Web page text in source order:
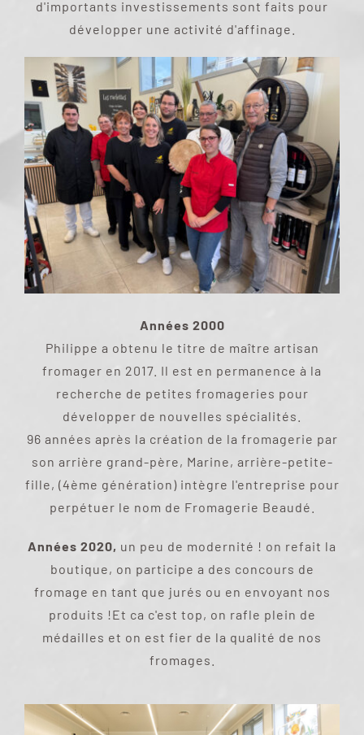
d'importants investissements sont faits pour
développer une activité d'affinage.
Années 2000
Philippe a obtenu le titre de maître artisan
fromager en 2017. Il est en permanence à la
recherche de petites fromageries pour
développer de nouvelles spécialités.
96 années après la création de la fromagerie par
son arrière grand-père, Marine, arrière-petite-
fille, (4ème génération) intègre l'entreprise pour
perpétuer le nom de Fromagerie Beaudé.
Années 2020, un peu de modernité ! on refait la
boutique, on participe a des concours de
fromage en tant que jurés ou en envoyant nos
produits !Et ca c'est top, on rafle plein de
médailles et on est fier de la qualité de nos
fromages.